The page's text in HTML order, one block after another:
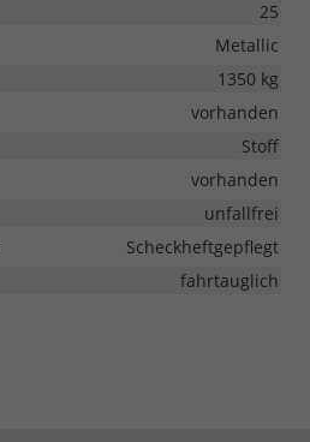
25
Metallic
1350 kg
vorhanden
Stoff
vorhanden
unfallfrei
Scheckheftgepflegt
fahrtauglich